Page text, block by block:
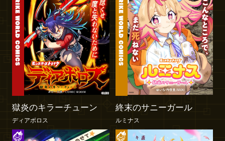
獄炎のキラーチューン
ディアボロス
終末のサニーガール
ルミナス